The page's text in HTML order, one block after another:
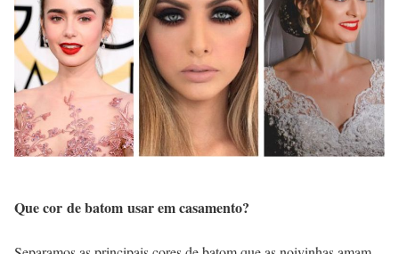
Que cor de batom usar em casamento?